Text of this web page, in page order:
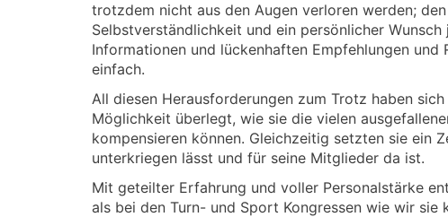
trotzdem nicht aus den Augen verloren werden;
Selbstverständlichkeit und ein persönlicher
Informationen und lückenhaften Empfehlungen
einfach.
All diesen Herausforderungen zum Trotz haben
Möglichkeit überlegt, wie sie die vielen
kompensieren können. Gleichzeitig setzten sie ein
unterkriegen lässt und für seine Mitglieder da ist.
Mit geteilter Erfahrung und voller Personalstärke
als bei den Turn- und Sport Kongressen wie wir sie